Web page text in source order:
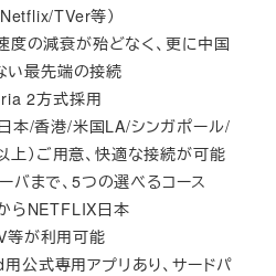
TVer等）
度の減衰が殆どなく、更に中国
い最先端の接続
2方式採用
本/香港/米国LA/シンガポール/
上）ご用意、快適な接続が可能
バまで、5つの選べるコース
らNETFLIX日本
が利用可能
公式専用アプリあり、サードパ